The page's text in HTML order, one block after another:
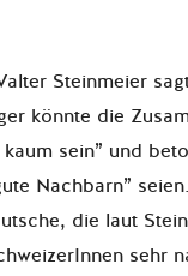
Steinmeier
könnte die
sein” und
Nachbarn”
die laut
sehr